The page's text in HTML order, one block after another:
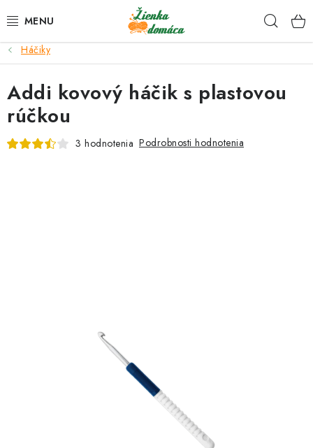
na
NOVINKY*
KLBKÁ
Háčiky
Addi kovový háčik s plastovou
rúčkou
3 hodnotenia Podrobnosti hodnotenia